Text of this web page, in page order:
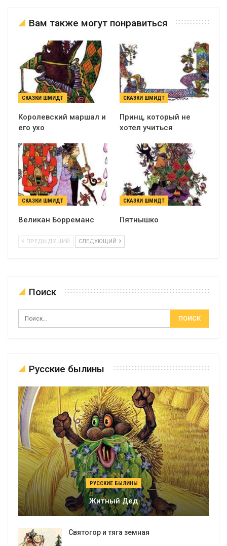
Вам также могут понравиться
СКАЗКИ ШМИДТ
Королевский маршал и
его ухо
СКАЗКИ ШМИДТ
Принц, который не
хотел учиться
СКАЗКИ ШМИДТ
Великан Борреманс
СКАЗКИ ШМИДТ
Пятнышко
ПРЕДЫДУЩИЙ СЛЕДУЮЩИЙ
Поиск
Русские былины
РУССКИЕ БЫЛИНЫ
Житный Дед
Святогор и тяга земная